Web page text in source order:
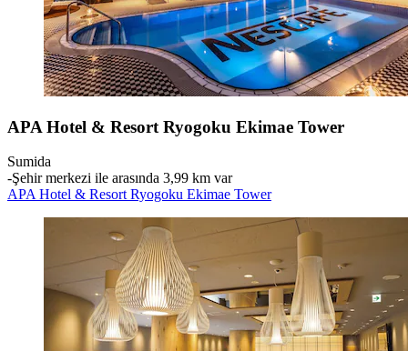
APA Hotel & Resort Ryogoku Ekimae Tower
Sumida
‐Şehir merkezi ile arasında 3,99 km var
APA Hotel & Resort Ryogoku Ekimae Tower